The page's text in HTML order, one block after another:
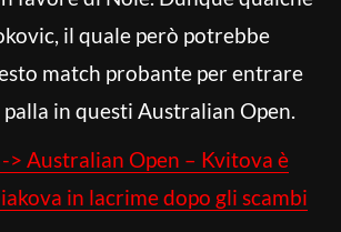
il quale però potrebbe
match probante per entrare
in questi Australian Open.
-> Australian Open – Kvitova è
in lacrime dopo gli scambi